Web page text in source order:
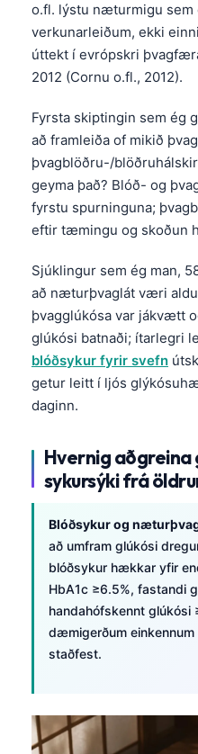
o.fl. lýstu næturmigu sem
verkunarleiðum, ekki
úttekt í evrópskri
2012 (Cornu o.fl., 2012).
Fyrsta skiptingin sem ég
að framleiða of mikið
þvagblöðru-/
geyma það? Blóð- og
fyrstu spurninguna;
eftir tæmingu og skoðun
Sjúklingur sem ég man,
að næturþvaglát væri
þvagglúkósa var jákvætt
glúkósi batnaði; ítarlegri
blóðsykur fyrir svefn
getur leitt í ljós
daginn.
Hvernig aðgreina
sykursýki frá
Blóðsykur og
að umfram glúkósi
blóðsykur hækkar yfir
HbA1c ≥6.5%, fastandi
handahófskennt glúkósi
dæmigerðum
staðfest.